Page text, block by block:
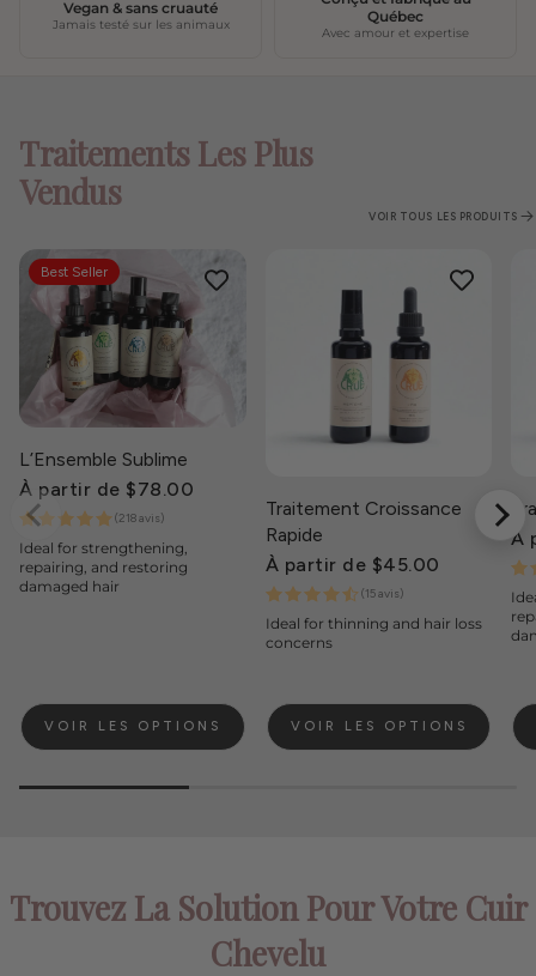
Vegan & sans cruauté
Jamais testé sur les animaux
Québec
Avec amour et expertise
Traitements Les Plus
Vendus
VOIR TOUS LES PRODUITS
Best Seller
L’Ensemble Sublime
Prix
habituel
À partir de $78.00
(218 avis)
Ideal for strengthening,
repairing, and restoring
damaged hair
VOIR LES OPTIONS
Traitement Croissance
Rapide
Prix
habituel
À partir de $45.00
(15 avis)
Ideal for thinning and hair loss
concerns
VOIR LES OPTIONS
À
Trouvez La Solution Pour Votre Cuir
Chevelu